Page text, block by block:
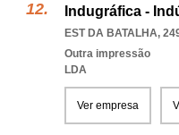
Indugráfica -
EST DA BATALHA,
Outra impressão
LDA
Ver empresa